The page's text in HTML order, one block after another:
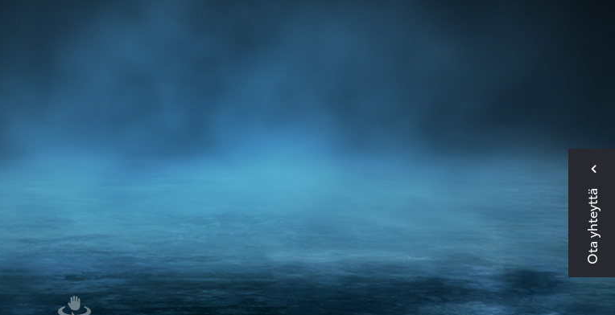
Ota yhteyttä